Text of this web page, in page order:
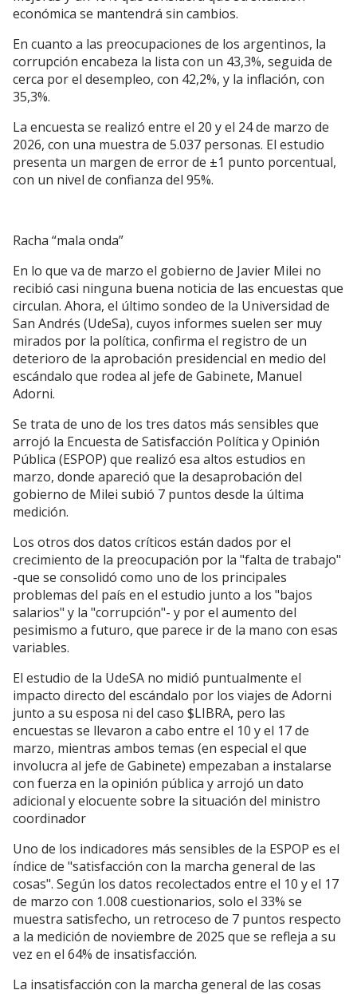
económica se mantendrá sin cambios.
En cuanto a las preocupaciones de los argentinos, la
corrupción encabeza la lista con un 43,3%, seguida de
cerca por el desempleo, con 42,2%, y la inflación, con
35,3%.
La encuesta se realizó entre el 20 y el 24 de marzo de
2026, con una muestra de 5.037 personas. El estudio
presenta un margen de error de ±1 punto porcentual,
con un nivel de confianza del 95%.
Racha “mala onda”
En lo que va de marzo el gobierno de Javier Milei no
recibió casi ninguna buena noticia de las encuestas que
circulan. Ahora, el último sondeo de la Universidad de
San Andrés (UdeSa), cuyos informes suelen ser muy
mirados por la política, confirma el registro de un
deterioro de la aprobación presidencial en medio del
escándalo que rodea al jefe de Gabinete, Manuel
Adorni.
Se trata de uno de los tres datos más sensibles que
arrojó la Encuesta de Satisfacción Política y Opinión
Pública (ESPOP) que realizó esa altos estudios en
marzo, donde apareció que la desaprobación del
gobierno de Milei subió 7 puntos desde la última
medición.
Los otros dos datos críticos están dados por el
crecimiento de la preocupación por la "falta de trabajo"
-que se consolidó como uno de los principales
problemas del país en el estudio junto a los "bajos
salarios" y la "corrupción"- y por el aumento del
pesimismo a futuro, que parece ir de la mano con esas
variables.
El estudio de la UdeSA no midió puntualmente el
impacto directo del escándalo por los viajes de Adorni
junto a su esposa ni del caso $LIBRA, pero las
encuestas se llevaron a cabo entre el 10 y el 17 de
marzo, mientras ambos temas (en especial el que
involucra al jefe de Gabinete) empezaban a instalarse
con fuerza en la opinión pública y arrojó un dato
adicional y elocuente sobre la situación del ministro
coordinador
Uno de los indicadores más sensibles de la ESPOP es el
índice de "satisfacción con la marcha general de las
cosas". Según los datos recolectados entre el 10 y el 17
de marzo con 1.008 cuestionarios, solo el 33% se
muestra satisfecho, un retroceso de 7 puntos respecto
a la medición de noviembre de 2025 que se refleja a su
vez en el 64% de insatisfacción.
La insatisfacción con la marcha general de las cosas